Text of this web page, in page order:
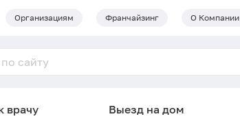
Организациям Франчайзинг О Компании
врачу Выезд на дом